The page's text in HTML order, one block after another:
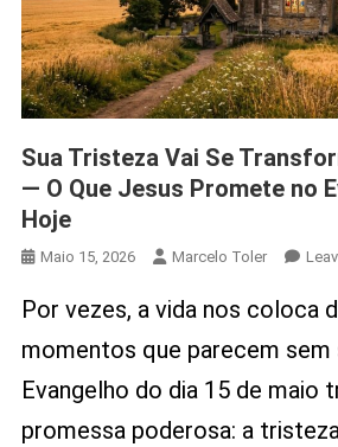
Sua Tristeza Vai Se
— O Que Jesus Promete no
Hoje
Maio 15, 2026 Marcelo Toler
Por vezes, a vida nos coloca
momentos que parecem sem
Evangelho do dia 15 de maio
promessa poderosa: a